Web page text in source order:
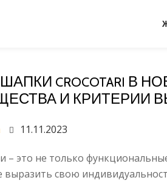
CROCOTARI В
И КРИТЕРИИ
11.11.2023
– это не только
свою